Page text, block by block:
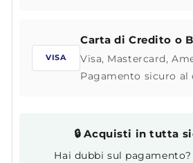
VISA
Carta di Credito o
Visa, Mastercard,
Pagamento sicuro al
🔒 Acquisti in tutta
Hai dubbi sul